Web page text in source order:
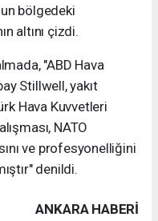
bölgedeki
altını çizdi.
"ABD Hava
Stillwell, yakıt
Hava Kuvvetleri
NATO
ve profesyonelliğini
denildi.
ANKARA HABERİ